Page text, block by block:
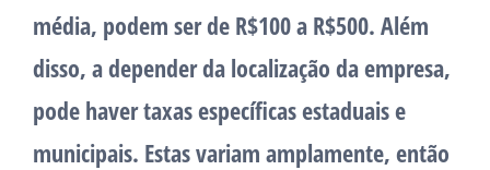
média, podem ser de R$100 a R$500. Além
disso, a depender da localização da empresa,
pode haver taxas específicas estaduais e
municipais. Estas variam amplamente, então